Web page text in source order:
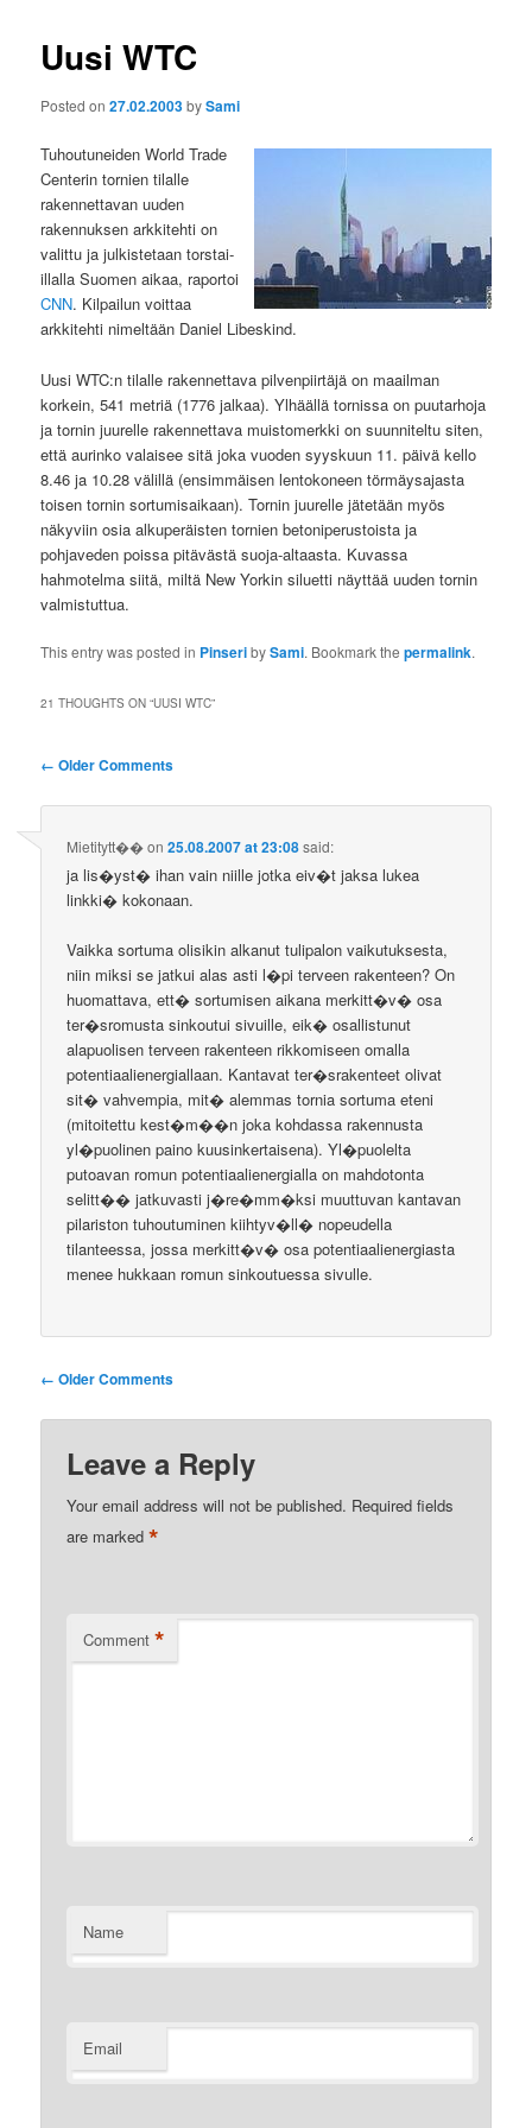
Uusi WTC
Posted on27.02.2003bySami
Tuhoutuneiden World Trade
Centerin tornien tilalle
rakennettavan uuden
rakennuksen arkkitehti on
valittu ja julkistetaan torstai-
illalla Suomen aikaa, raportoi
CNN. Kilpailun voittaa
arkkitehti nimeltään Daniel Libeskind.
Uusi WTC:n tilalle rakennettava pilvenpiirtäjä on maailman
korkein, 541 metriä (1776 jalkaa). Ylhäällä tornissa on puutarhoja
ja tornin juurelle rakennettava muistomerkki on suunniteltu siten,
että aurinko valaisee sitä joka vuoden syyskuun 11. päivä kello
8.46 ja 10.28 välillä (ensimmäisen lentokoneen törmäysajasta
toisen tornin sortumisaikaan). Tornin juurelle jätetään myös
näkyviin osia alkuperäisten tornien betoniperustoista ja
pohjaveden poissa pitävästä suoja-altaasta. Kuvassa
hahmotelma siitä, miltä New Yorkin siluetti näyttää uuden tornin
valmistuttua.
This entry was posted in PinseribySami. Bookmark thepermalink.
21 THOUGHTS ON “UUSI WTC”
Comment
← Older Comments
Mietitytt��on25.08.2007 at 23:08said:
ja lis�yst� ihan vain niille jotka eiv�t jaksa lukea
linkki� kokonaan.
Vaikka sortuma olisikin alkanut tulipalon vaikutuksesta,
niin miksi se jatkui alas asti l�pi terveen rakenteen? On
huomattava, ett� sortumisen aikana merkitt�v� osa
ter�sromusta sinkoutui sivuille, eik� osallistunut
alapuolisen terveen rakenteen rikkomiseen omalla
potentiaalienergiallaan. Kantavat ter�srakenteet olivat
sit� vahvempia, mit� alemmas tornia sortuma eteni
(mitoitettu kest�m��n joka kohdassa rakennusta
yl�puolinen paino kuusinkertaisena). Yl�puolelta
putoavan romun potentiaalienergialla on mahdotonta
selitt�� jatkuvasti j�re�mm�ksi muuttuvan kantavan
pilariston tuhoutuminen kiihtyv�ll� nopeudella
tilanteessa, jossa merkitt�v� osa potentiaalienergiasta
menee hukkaan romun sinkoutuessa sivulle.
Comment
← Older Comments
Leave a Reply
Your email address will not be published. Required fields
are marked*
Comment *
Name
Email